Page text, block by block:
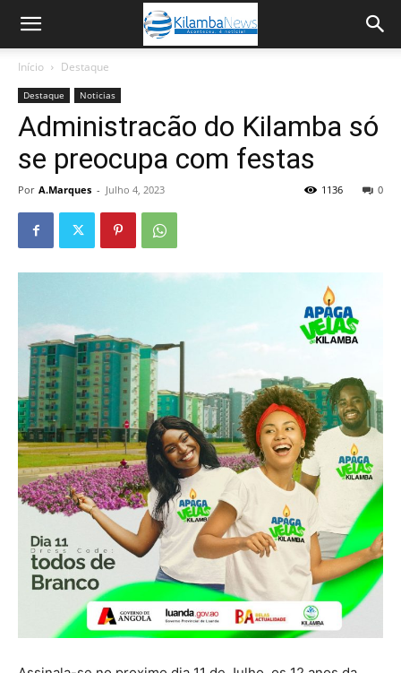
Início Destaque
Destaque Noticias
Administracão do Kilamba só
se preocupa com festas
Por A.Marques - Julho 4, 2023 0
1136